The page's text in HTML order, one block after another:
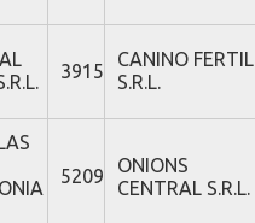
3915
CANINO FERTIL
S.R.L.
5209
ONIONS
CENTRAL S.R.L.